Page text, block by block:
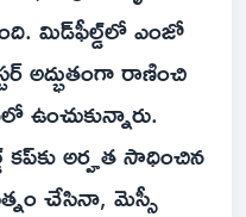
మిడ్‌ఫీల్డ్‌లో ఎంజో
అద్భుతంగా రాణించి
ఉంచుకున్నారు.
అర్హత సాధించిన
చేసినా, మెస్సీ